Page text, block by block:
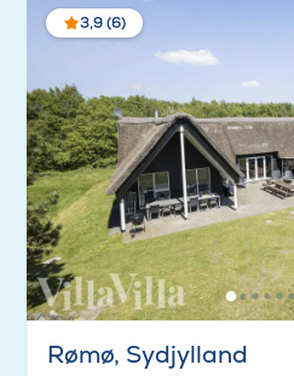
3,9 (6)
Rømø, Sydjylland